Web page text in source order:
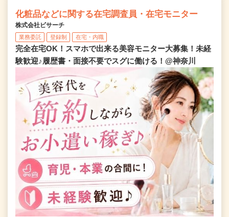
化粧品などに関する在宅調査員・在宅モニター
株式会社ビサーチ
業務委託 登録制 在宅・内職
完全在宅OK！スマホで出来る美容モニター大募集！未経
験歓迎♪履歴書・面接不要でスグに働ける！@神奈川